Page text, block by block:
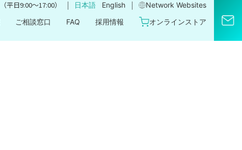
（平日9:00〜17:00） ｜ 日本語 English ｜
Network Websites​
ご相談窓口 FAQ 採用情報 オンラインストア